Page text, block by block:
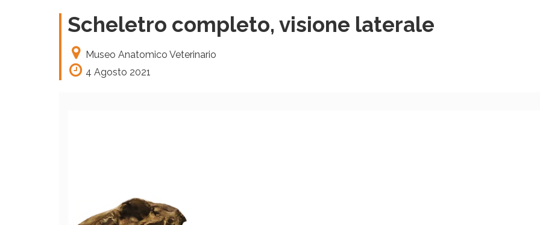
Scheletro completo, visione laterale
Museo Anatomico Veterinario
4 Agosto 2021